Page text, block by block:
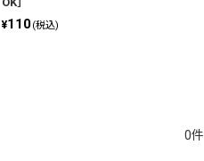
¥110(税込)
0件